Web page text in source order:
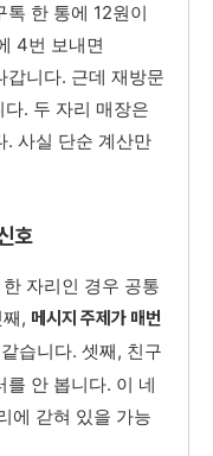
한 통에 12원이
4번 보내면
니다. 근데 재방문
. 두 자리 매장은
. 사실 단순 계산만
호
자리인 경우 공통
, 메시지 주제가 매번
습니다. 셋째, 친구
안 봅니다. 이 네
에 갇혀 있을 가능